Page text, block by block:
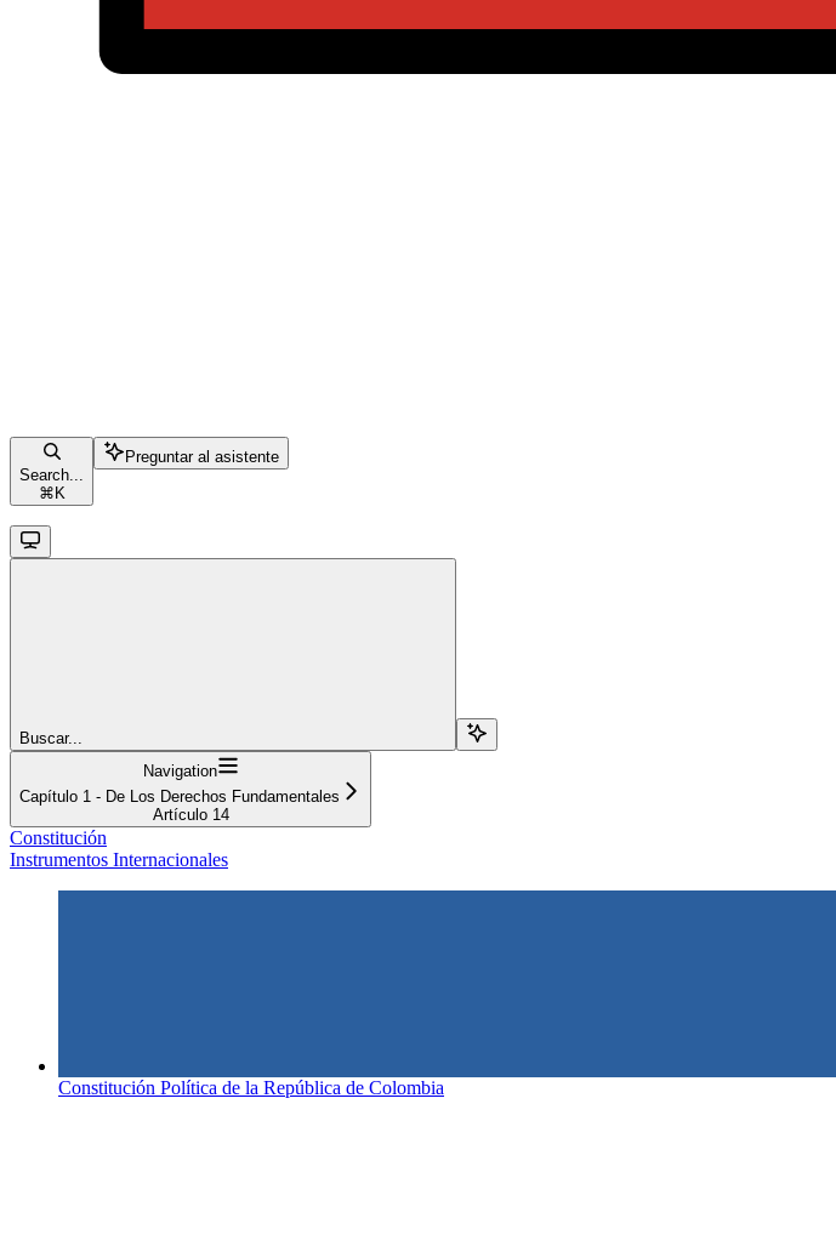
Search...
⌘ K
Preguntar al asistente
Buscar...
Navigation
Capítulo 1 - De Los Derechos Fundamentales
Artículo 14
Constitución
Instrumentos Internacionales
Constitución Política de la República de Colombia